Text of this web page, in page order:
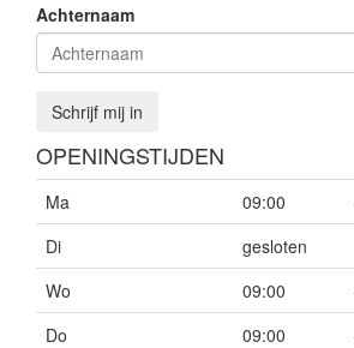
Achternaam
Schrijf mij in
OPENINGSTIJDEN
Ma 09:00
Di
gesloten
Wo
09:00
Do
09:00